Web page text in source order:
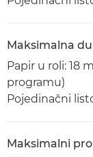
Maksimalna
Papir u roli: 18
programu)
Pojedinačni
Maksimalni